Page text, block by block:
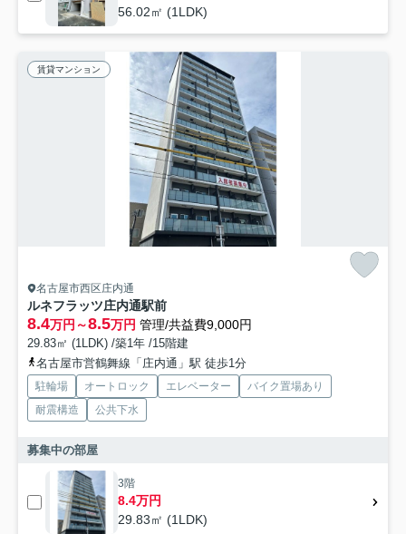
56.02㎡ (1LDK)
賃貸マンション
名古屋市西区庄内通
ルネフラッツ庄内通駅前
8.4万円～8.5万円 管理/共益費9,000円
29.83㎡ (1LDK) /築1年 /15階建
名古屋市営鶴舞線「庄内通」駅 徒歩1分
駐輪場 オートロック エレベーター
バイク置場あり
耐震構造
公共下水
募集中の部屋
3階
8.4万円
29.83㎡ (1LDK)